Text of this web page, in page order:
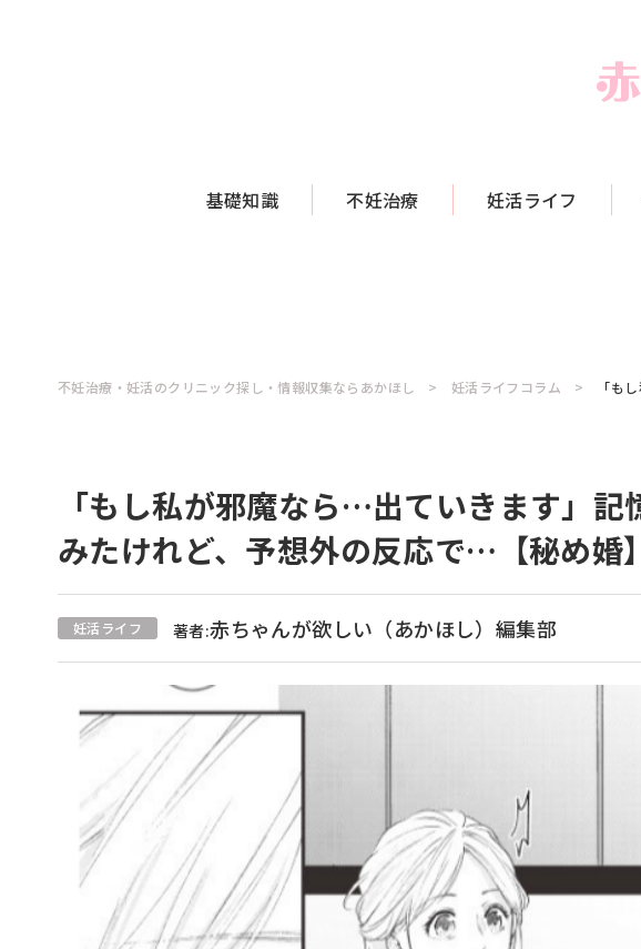
基礎知識 不妊治療 妊活ライフ
不妊治療・妊活のクリニック探し・情報収集ならあかほし 妊活ライフコラム 「も
「もし私が邪魔なら…出ていきます」
みたけれど、予想外の反応で…【秘め婚
妊活ライフ 著者:赤ちゃんが欲しい（あかほし）編集部